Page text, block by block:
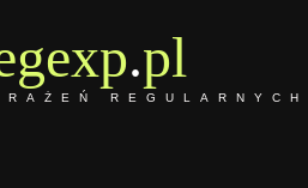
.pl
REGULARNYCH